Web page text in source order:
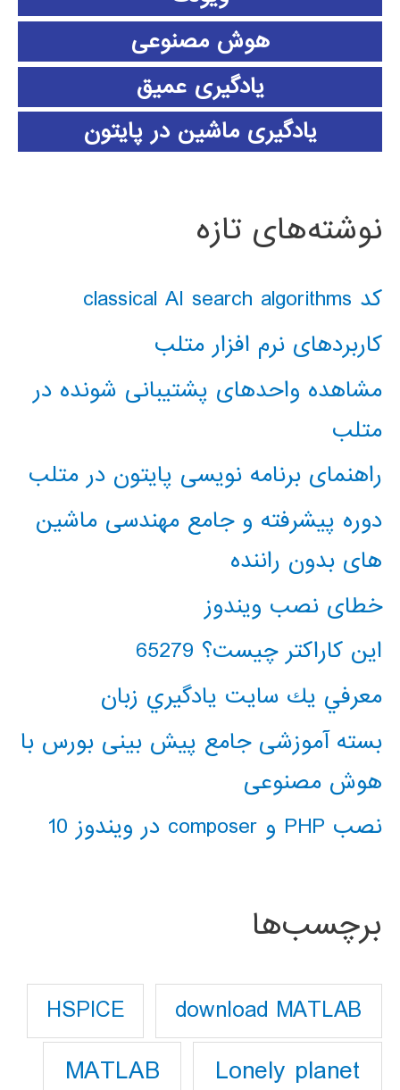
هوش مصنوعی
یادگیری عمیق
یادگیری ماشین در پایتون
نوشته‌های تازه
کد classical AI search algorithms
کاربردهای نرم افزار متلب
مشاهده واحدهای پشتیبانی شونده در
متلب
راهنمای برنامه نویسی پایتون در متلب
دوره پیشرفته و جامع مهندسی ماشین
های بدون راننده
خطای نصب ویندوز
این کاراکتر چیست؟ 65279
معرفي يك سايت يادگيري زبان
بسته آموزشی جامع پیش بینی بورس با
هوش مصنوعی
نصب PHP و composer در ویندوز 10
برچسب‌ها
download MATLAB
HSPICE
Lonely planet
MATLAB